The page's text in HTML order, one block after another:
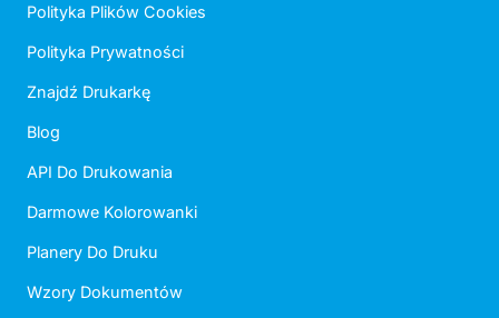
Polityka Plików Cookies
Polityka Prywatności
Znajdź Drukarkę
Blog
API Do Drukowania
Darmowe Kolorowanki
Planery Do Druku
Wzory Dokumentów